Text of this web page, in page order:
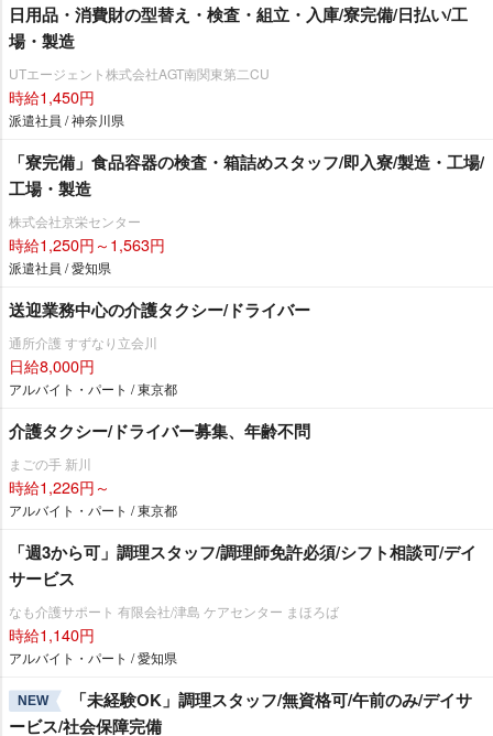
日用品・消費財の型替え・検査・組立・入庫/寮完備/日払い/工
場・製造
UTエージェント株式会社AGT南関東第二CU
時給1,450円
派遣社員 / 神奈川県
「寮完備」食品容器の検査・箱詰めスタッフ/即入寮/製造・工場/
工場・製造
株式会社京栄センター
時給1,250円～1,563円
派遣社員 / 愛知県
送迎業務中心の介護タクシー/ドライバー
通所介護 すずなり立会川
日給8,000円
アルバイト・パート / 東京都
介護タクシー/ドライバー募集、年齢不問
まごの手 新川
時給1,226円～
アルバイト・パート / 東京都
「週3から可」調理スタッフ/調理師免許必須/シフト相談可/デイ
サービス
なも介護サポート 有限会社/津島 ケアセンター まほろば
時給1,140円
アルバイト・パート / 愛知県
NEW
「未経験OK」調理スタッフ/無資格可/午前のみ/デイサ
ービス/社会保障完備